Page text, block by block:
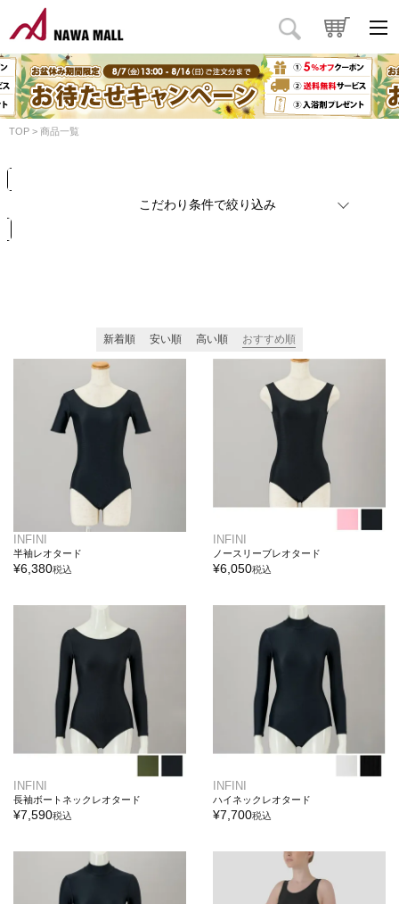
TOP 商品一覧
こだわり条件で絞り込み
商品タイプ
価格 円～ 円
カラー
新着順 安い順 高い順 おすすめ順
INFINI
半袖レオタード
¥6,380税込
INFINI
ノースリーブレオタード
¥6,050税込
INFINI
長袖ボートネックレオタード
¥7,590税込
INFINI
ハイネックレオタード
¥7,700税込